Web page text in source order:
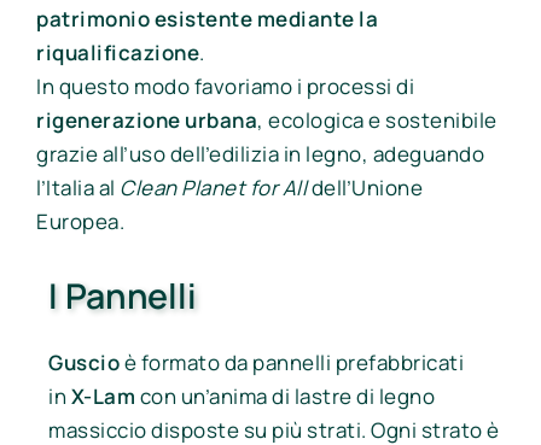
patrimonio esistente mediante la
riqualificazione.
In questo modo favoriamo i processi di
rigenerazione urbana, ecologica e sostenibile
grazie all’uso dell’edilizia in legno, adeguando
l’Italia al Clean Planet for Alldell’Unione
Europea.
I Pannelli
Guscioè formato da pannelli prefabbricati
in X-Lam con un’anima di lastre di legno
massiccio disposte su più strati. Ogni strato è